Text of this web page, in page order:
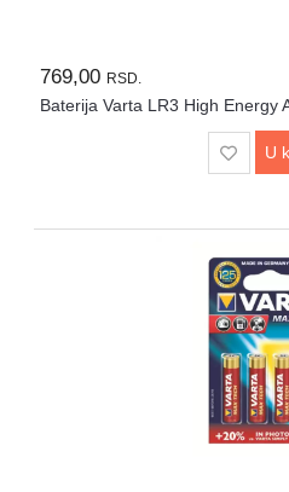
769,00 RSD.
Baterija Varta LR3 High Energy
U